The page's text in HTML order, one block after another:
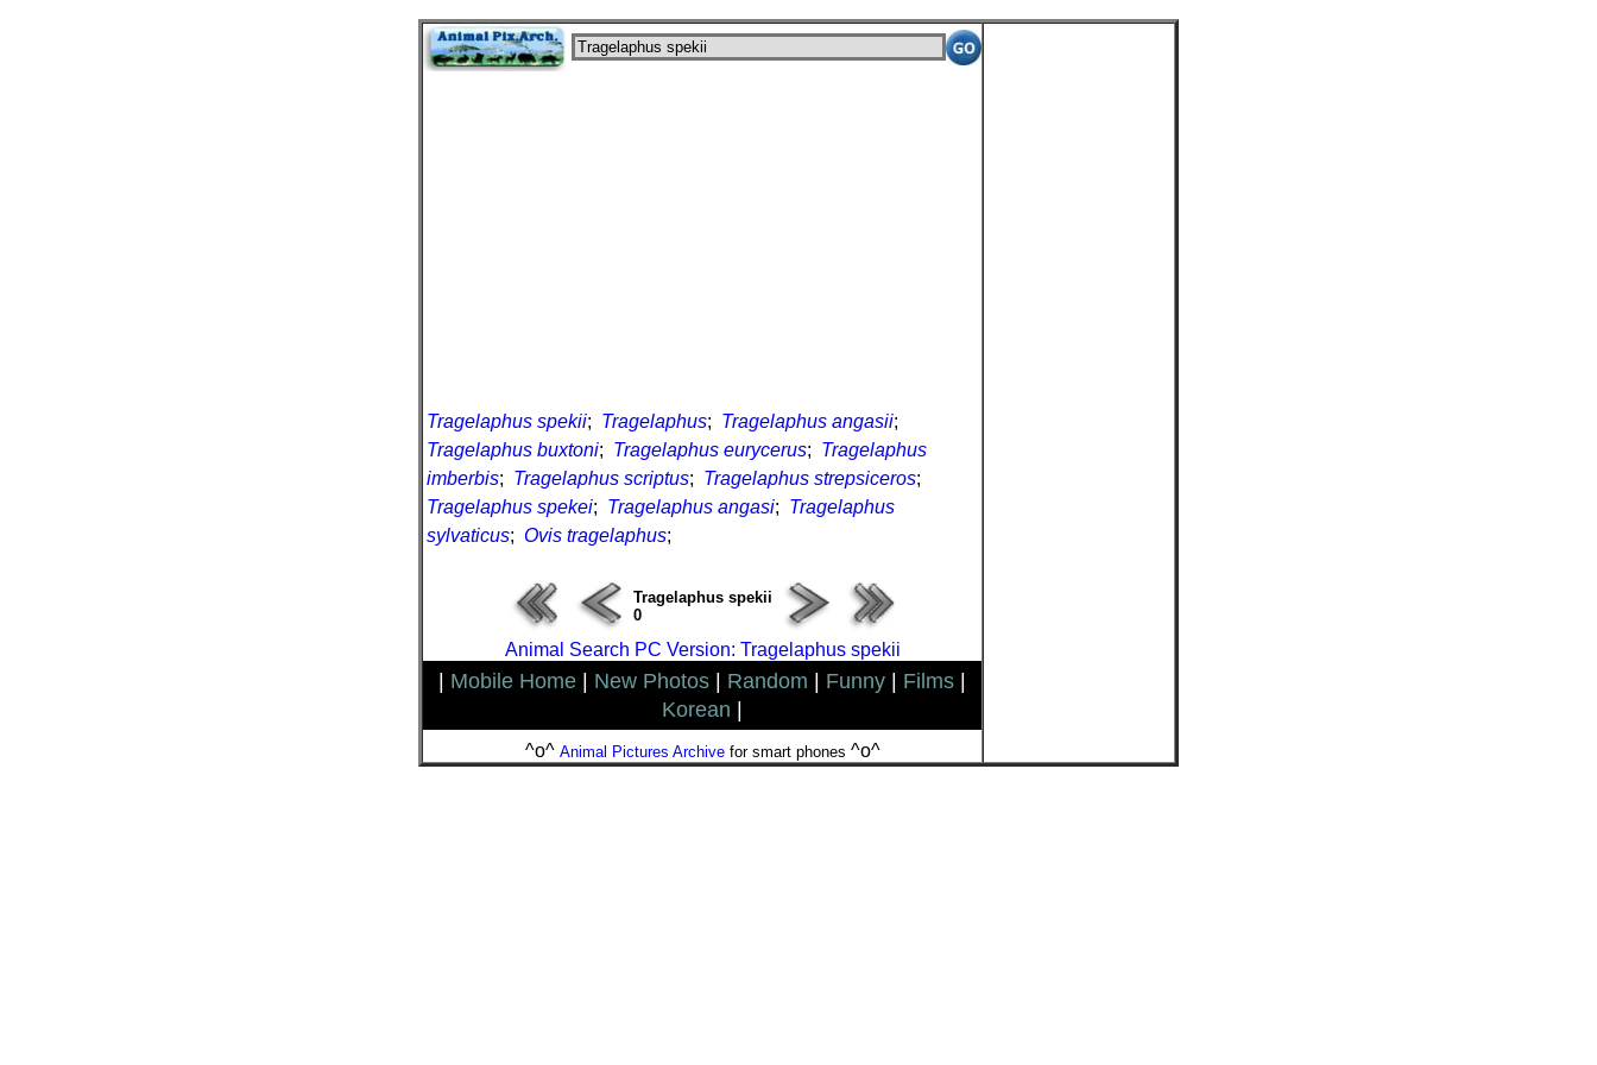
Tragelaphus spekii; Tragelaphus; Tragelaphus angasii;
Tragelaphus buxtoni; Tragelaphus eurycerus; Tragelaphus
imberbis; Tragelaphus scriptus; Tragelaphus strepsiceros;
Tragelaphus spekei; Tragelaphus angasi; Tragelaphus
sylvaticus; Ovis tragelaphus;
Tragelaphus spekii
0
Animal Search PC Version: Tragelaphus spekii
Mobile Home New Photos Random Funny Films
Korean
^o^ Animal Pictures Archivefor smart phones ^o^